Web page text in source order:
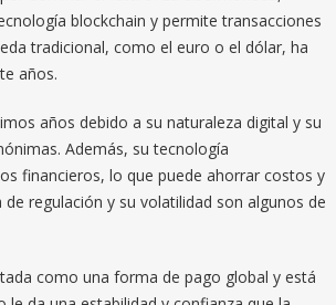
blockchain y permite transacciones
tradicional, como el euro o el dólar, ha
años.
años debido a su naturaleza digital y su
Además, su tecnología
financieros, lo que puede ahorrar costos y
regulación y su volatilidad son algunos de
como una forma de pago global y está